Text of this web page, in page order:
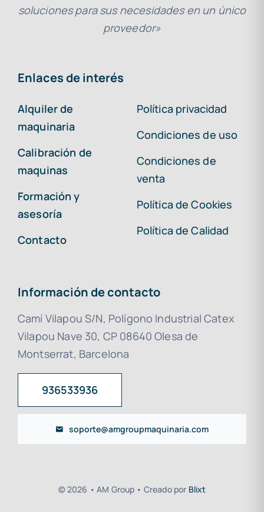
soluciones para sus necesidades en un único
proveedor»
Enlaces de interés
Alquiler de
maquinaria
Calibración de
maquinas
Formación y
asesoría
Contacto
Política privacidad
Condiciones de uso
Condiciones de
venta
Política de Cookies
Política de Calidad
Información de contacto
Camí Vilapou S/N, Polígono Industrial Catex
Vilapou Nave 30, CP 08640 Olesa de
Montserrat, Barcelona
936533936
soporte@amgroupmaquinaria.com
© 2026 • AM Group • Creado por Blixt